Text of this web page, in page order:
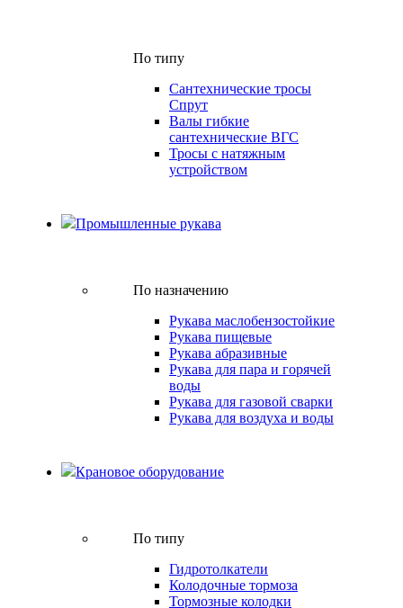
По типу
Сантехнические тросы
Спрут
Валы гибкие
сантехнические ВГС
Тросы с натяжным
устройством
Промышленные рукава
По назначению
Рукава маслобензостойкие
Рукава пищевые
Рукава абразивные
Рукава для пара и горячей
воды
Рукава для газовой сварки
Рукава для воздуха и воды
Крановое оборудование
По типу
Гидротолкатели
Колодочные тормоза
Тормозные колодки